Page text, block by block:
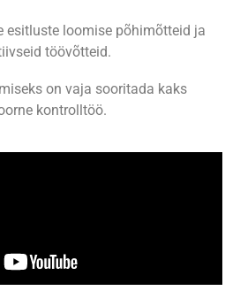
esitluste loomise põhimõtteid ja
töövõtteid.
on vaja sooritada kaks
kontrolltöö.